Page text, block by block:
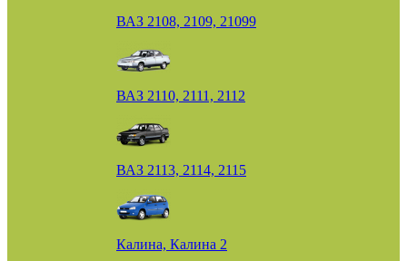
ВАЗ 2108, 2109, 21099
ВАЗ 2110, 2111, 2112
ВАЗ 2113, 2114, 2115
Калина, Калина 2